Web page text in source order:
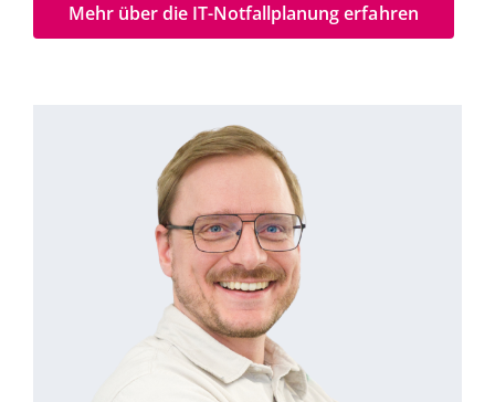
Mehr über die IT-Notfallplanung erfahren